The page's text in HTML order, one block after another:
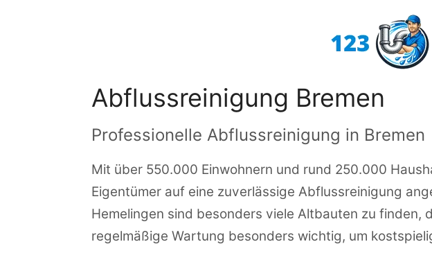
Abflussreinigung Bremen
Professionelle Abflussreinigung in Bremen
Mit über 550.000 Einwohnern und rund 250.000
Eigentümer auf eine zuverlässige Abflussreinigung
Hemelingen sind besonders viele Altbauten zu
regelmäßige Wartung besonders wichtig, um